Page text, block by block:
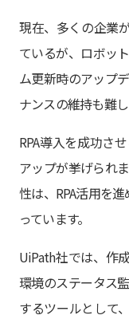
現在、多くの企業
ているが、ロボッ
ム更新時のアップ
ナンスの維持も難し
RPA導入を成功さ
アップが挙げられ
性は、RPA活用を
っています。
UiPath社では、作
環境のステータス
するツールとして